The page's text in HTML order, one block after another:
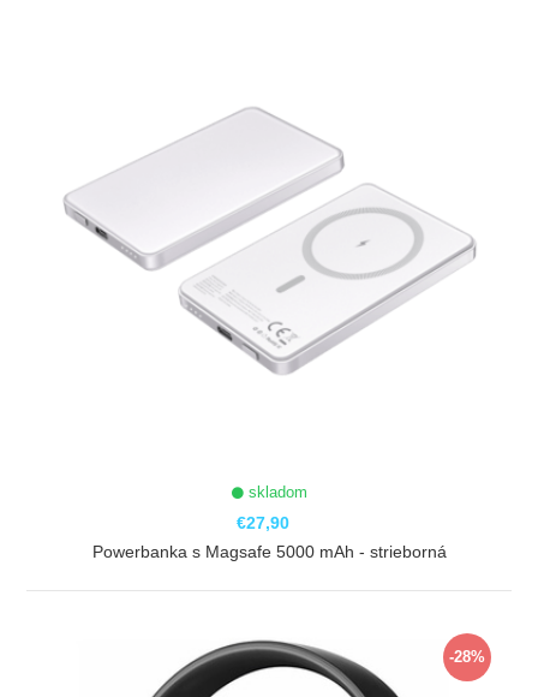
skladom
€27,90
Powerbanka s Magsafe 5000 mAh - strieborná
-28%